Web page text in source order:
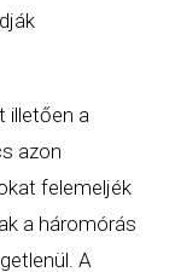
illetően a
azon
felemeljék
a háromórás
A